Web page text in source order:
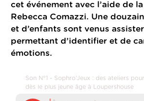
cet événement avec l’aide de
Rebecca Comazzi. Une
et d’enfants sont venus
permettant d’identifier et de
émotions.
Son N°1 - Sophro’Jeux : des ateliers
dès le plus jeune âge à Loupershouse